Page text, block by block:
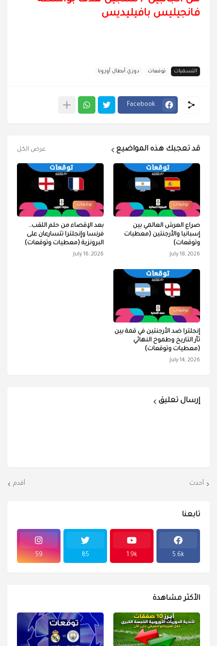
فانجيليس بافيليديس
التسميات توقعات دوري أبطال أوروبا
Facebook
قد تعجبك هذه المواضيع عرض الكل
توقعات
صراع العرش العالمي بين
إسبانيا والأرجنتين (معطيات
وتوقعات)
July 18, 2026
توقعات
بعد الإقصاء من حلم اللقب..
فرنسا وإنجلترا تتسارعان على
البرونزية (معطيات وتوقعات)
July 16, 2026
توقعات
إنجلترا ضد الأرجنتين في قمة بين
ثأر التاريخ وطموح النهائي
(معطيات وتوقعات)
July 14, 2026
إرسال تعليق
أحدث أقدم
تابعنا
5.6k
1.9k
85
59
الأكثر مشاهدة